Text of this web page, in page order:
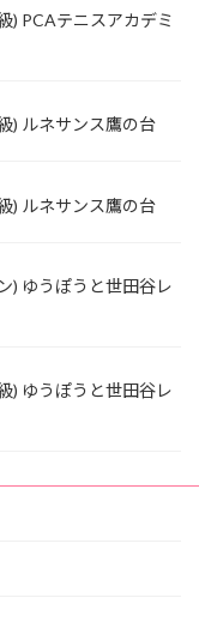
) PCAテニスアカデミ
) ルネサンス鷹の台
) ルネサンス鷹の台
) ゆうぽうと世田谷レ
) ゆうぽうと世田谷レ